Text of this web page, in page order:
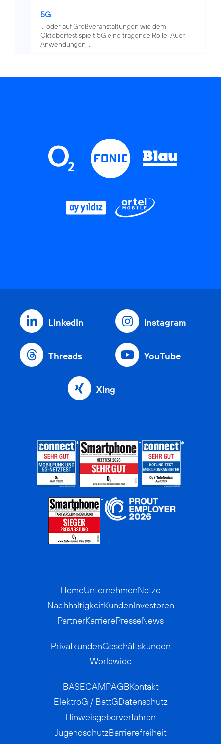
5G
... oder auf Großveranstaltungen wie dem
Oktoberfest spielt 5G eine tragende Rolle. Auch
Anwendungen ...
LinkedIn Instagram
Threads YouTube
Xing
HomeUnternehmenNetze
NachhaltigkeitKundenInvestoren
PartnerKarrierePresseNews
PrivatkundenGeschäftskunden
Worldwide
BASECAMPAGBKontakt
ElektroG / BattGDatenschutz
Hinweisgeberverfahren
JugendschutzBarrierefreiheit